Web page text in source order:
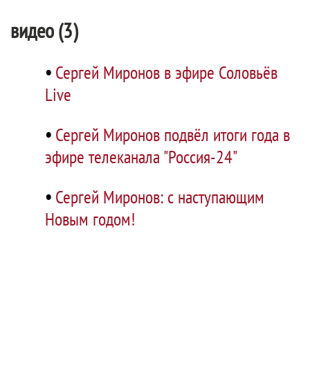
видео (3)
• Сергей Миронов в эфире Соловьёв
Live
• Сергей Миронов подвёл итоги года в
эфире телеканала "Россия-24"
• Сергей Миронов: с наступающим
Новым годом!